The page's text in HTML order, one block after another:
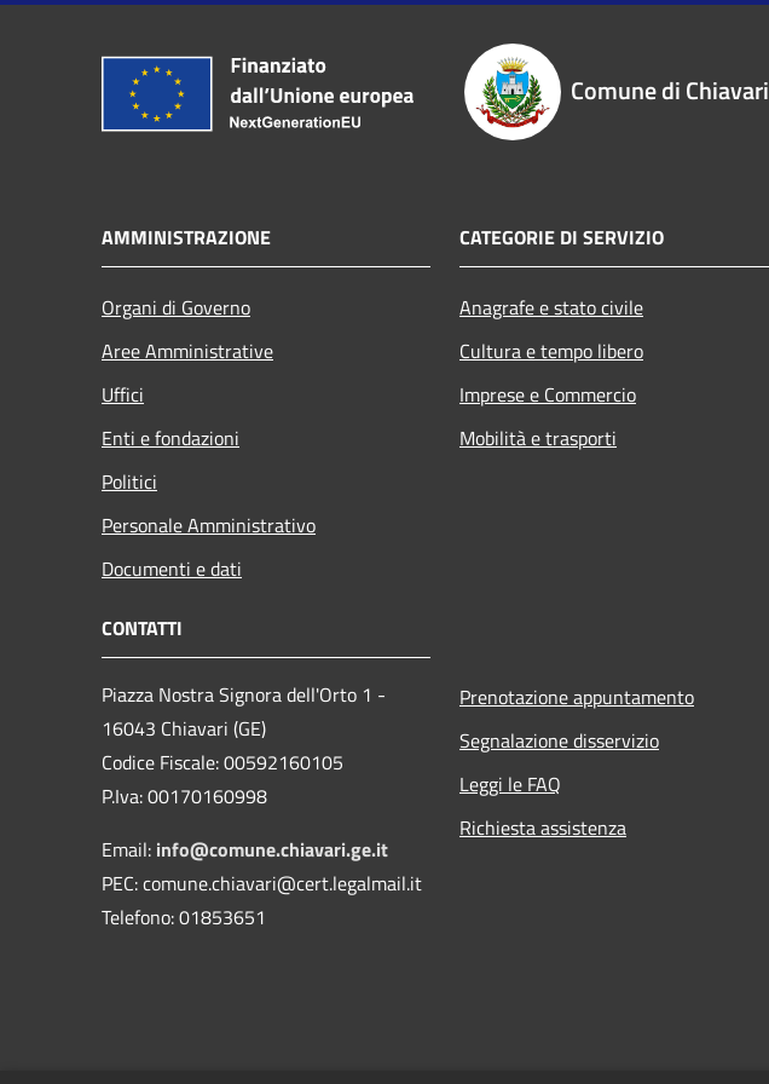
Comune di Chiavari
AMMINISTRAZIONE
Organi di Governo
Aree Amministrative
Uffici
Enti e fondazioni
Politici
Personale Amministrativo
Documenti e dati
CATEGORIE DI SERVIZIO
Anagrafe e stato civile
Cultura e tempo libero
Imprese e Commercio
Mobilità e trasporti
CONTATTI
Piazza Nostra Signora dell'Orto 1 -
16043 Chiavari (GE)
Codice Fiscale: 00592160105
P.Iva: 00170160998
Email: info@comune.chiavari.ge.it
PEC: comune.chiavari@cert.legalmail.it
Telefono: 01853651
Prenotazione appuntamento
Segnalazione disservizio
Leggi le FAQ
Richiesta assistenza